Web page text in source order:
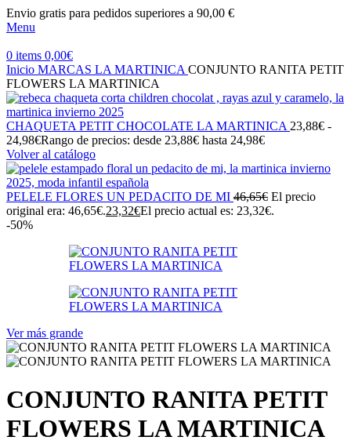
Envio gratis para pedidos superiores a 90,00 €
Menu
0 items 0,00€
Inicio MARCAS LA MARTINICA CONJUNTO RANITA PETIT
FLOWERS LA MARTINICA
CHAQUETA PETIT CHOCOLATE LA MARTINICA 23,88€ -
24,98€Rango de precios: desde 23,88€ hasta 24,98€
Volver al catálogo
PELELE FLORES UN PEDACITO DE MI 46,65€ El precio
original era: 46,65€.23,32€El precio actual es: 23,32€.
-50%
Ver más grande
CONJUNTO RANITA PETIT
FLOWERS LA MARTINICA